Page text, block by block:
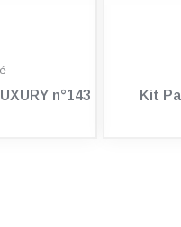
n°143 Kit